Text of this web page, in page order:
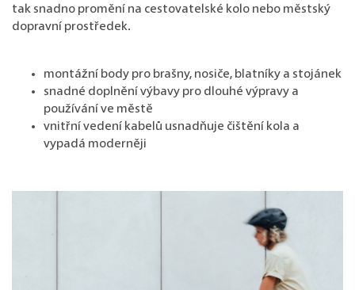
tak snadno promění na cestovatelské kolo nebo městský
dopravní prostředek.
montážní body pro brašny, nosiče, blatníky a stojánek
snadné doplnění výbavy pro dlouhé výpravy a
používání ve městě
vnitřní vedení kabelů usnadňuje čištění kola a
vypadá moderněji